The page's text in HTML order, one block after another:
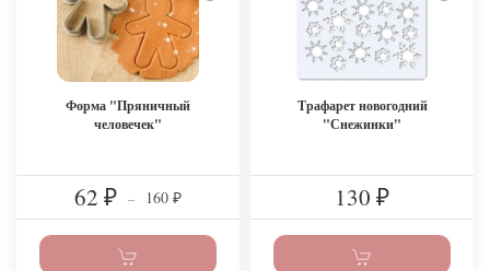
Форма "Пряничный
человечек"
62 ₽ – 160 ₽
Трафарет новогодний
"Снежинки"
130 ₽